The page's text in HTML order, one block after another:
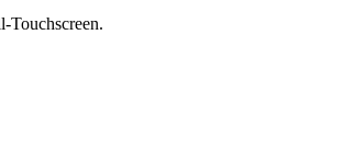
Touchscreen.